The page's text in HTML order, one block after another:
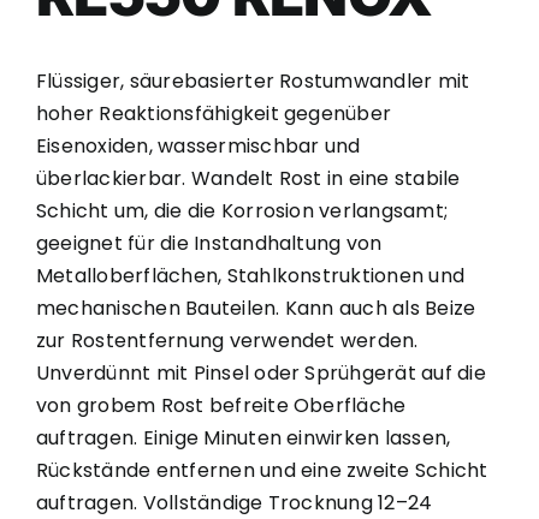
Flüssiger, säurebasierter Rostumwandler mit
hoher Reaktionsfähigkeit gegenüber
Eisenoxiden, wassermischbar und
überlackierbar. Wandelt Rost in eine stabile
Schicht um, die die Korrosion verlangsamt;
geeignet für die Instandhaltung von
Metalloberflächen, Stahlkonstruktionen und
mechanischen Bauteilen. Kann auch als Beize
zur Rostentfernung verwendet werden.
Unverdünnt mit Pinsel oder Sprühgerät auf die
von grobem Rost befreite Oberfläche
auftragen. Einige Minuten einwirken lassen,
Rückstände entfernen und eine zweite Schicht
auftragen. Vollständige Trocknung 12–24